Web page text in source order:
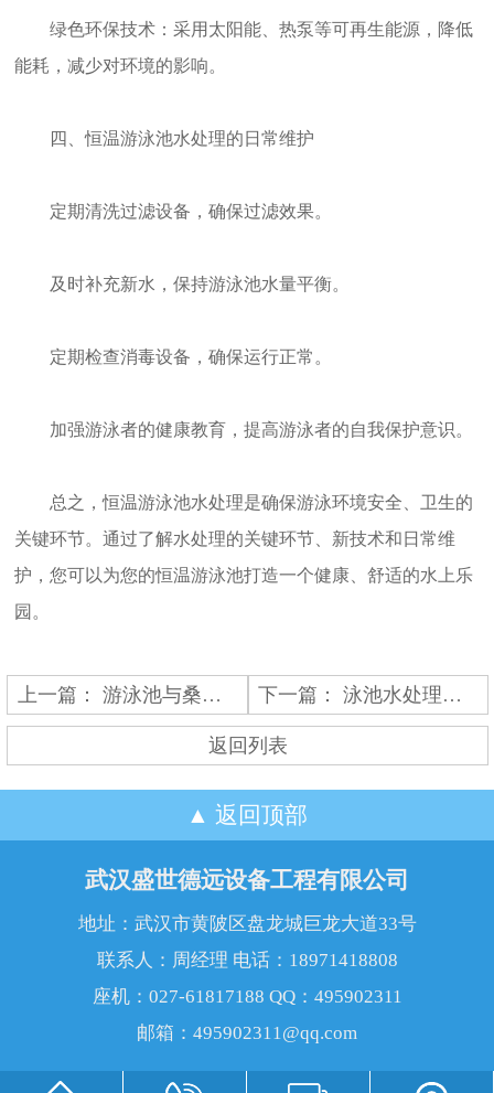
绿色环保技术：采用太阳能、热泵等可再生能源，降低
能耗，减少对环境的影响。
四、恒温游泳池水处理的日常维护
定期清洗过滤设备，确保过滤效果。
及时补充新水，保持游泳池水量平衡。
定期检查消毒设备，确保运行正常。
加强游泳者的健康教育，提高游泳者的自我保护意识。
总之，恒温游泳池水处理是确保游泳环境安全、卫生的
关键环节。通过了解水处理的关键环节、新技术和日常维
护，您可以为您的恒温游泳池打造一个健康、舒适的水上乐
园。
上一篇： 游泳池与桑拿房水处理技术的革新与发展 下一篇：泳池水处理设备守护水质清澈的秘密武器
返回列表
返回顶部
武汉盛世德远设备工程有限公司
地址：武汉市黄陂区盘龙城巨龙大道33号
联系人：周经理 电话：18971418808
座机：027-61817188 QQ：495902311
邮箱：495902311@qq.com